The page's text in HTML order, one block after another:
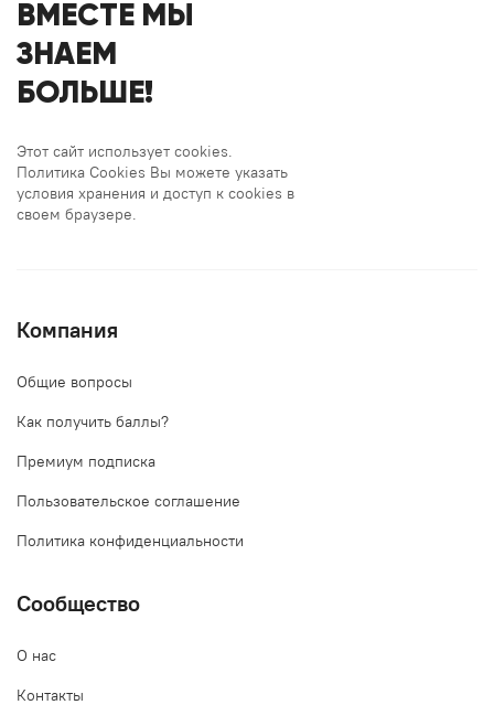
ВМЕСТЕ МЫ
ЗНАЕМ
БОЛЬШЕ!
Этот сайт использует cookies.
Политика Cookies Вы можете указать
условия хранения и доступ к cookies в
своем браузере.
Компания
Общие вопросы
Как получить баллы?
Премиум подписка
Пользовательское соглашение
Политика конфиденциальности
Сообщество
О нас
Контакты